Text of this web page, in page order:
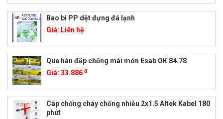
Bao bì PP dệt đựng đá lạnh
Giá: Liên hệ
Que hàn đắp chống mài mòn Esab OK 84.78
Giá: 33.886 đ
Cáp chống cháy chống nhiễu 2x1.5 Altek Kabel 180
phút